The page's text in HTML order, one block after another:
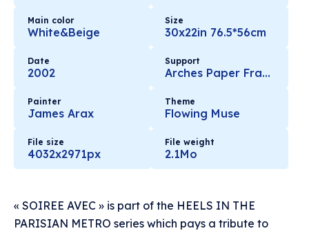
Main color
White&Beige
Size
30x22in 76.5*56cm
Date
2002
Support
Arches Paper France
Painter
James Arax
Theme
Flowing Muse
File size
4032x2971px
File weight
2.1Mo
« SOIREE AVEC » is part of the HEELS IN THE
PARISIAN METRO series which pays a tribute to